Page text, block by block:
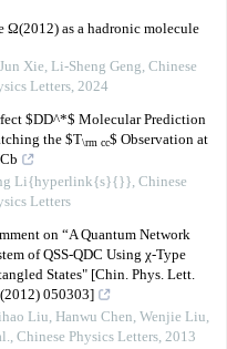
Ω(2012) as a hadronic molecule
Xie, Li-Sheng Geng, Chinese
Letters, 2024
$DD^*$ Molecular Prediction
the $T\rm cc$ Observation at
Li{hyperlink{s}{}}, Chinese
Letters
on “A Quantum Network
of QSS-QDC Using χ-Type
States" [Chin. Phys. Lett.
050303]
Liu, Hanwu Chen, Wenjie Liu,
, Chinese Physics Letters, 2013